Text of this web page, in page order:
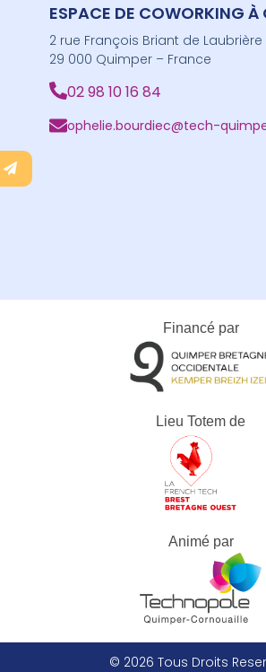
ESPACE DE COWORKING À
2 rue François Briant de Laubrière
29 000 Quimper – France
02 98 10 16 84
ophelie.bourdiec@tech-
Financé par
Lieu Totem de
Animé par
© 2026 Tous Droits